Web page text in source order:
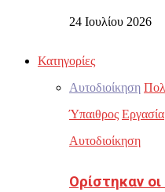
24 Ιουλίου 2026
Κατηγορίες
Αυτοδιοίκηση
Ύπαιθρος Εργασία
Αυτοδιοίκηση
Ορίστηκαν